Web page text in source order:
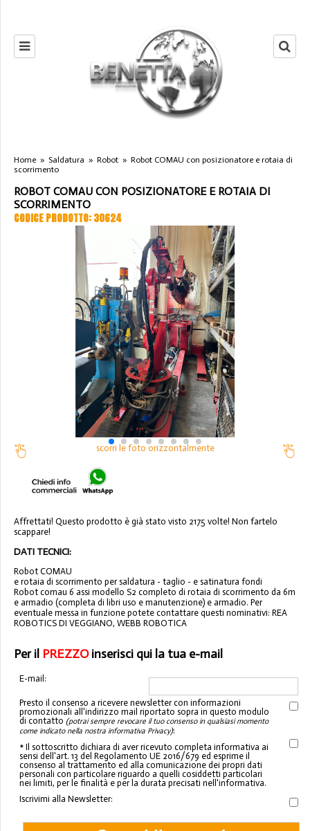
Home » Saldatura » Robot » Robot COMAU con posizionatore e rotaia di
scorrimento
ROBOT COMAU CON POSIZIONATORE E ROTAIA DI
SCORRIMENTO
CODICE PRODOTTO: 30624
scorri le foto orizzontalmente
Affrettati! Questo prodotto è già stato visto 2175 volte! Non fartelo
scappare!
DATI TECNICI:
Robot COMAU
e rotaia di scorrimento per saldatura - taglio - e satinatura fondi
Robot comau 6 assi modello S2 completo di rotaia di scorrimento da 6m
e armadio (completa di libri uso e manutenzione) e armadio. Per
eventuale messa in funzione potete contattare questi nominativi: REA
ROBOTICS DI VEGGIANO, WEBB ROBOTICA
Per il PREZZOinserisci qui la tua e-mail
E-mail:
Presto il consenso a ricevere newsletter con informazioni
promozionali all'indirizzo mail riportato sopra in questo modulo
di contatto (potrai sempre revocare il tuo consenso in qualsiasi momento
come indicato nella nostra informativa Privacy):
* Il sottoscritto dichiara di aver ricevuto completa informativa ai
sensi dell'art. 13 del Regolamento UE 2016/679 ed esprime il
consenso al trattamento ed alla comunicazione dei propri dati
personali con particolare riguardo a quelli cosiddetti particolari
nei limiti, per le finalità e per la durata precisati nell'informativa.
Iscrivimi alla Newsletter: